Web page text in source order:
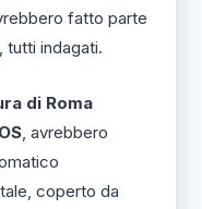
fatto parte
tutti indagati.
di Roma
, avrebbero
coperto da